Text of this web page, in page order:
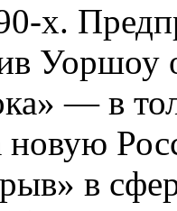
х.
Уоршоу
— в
в